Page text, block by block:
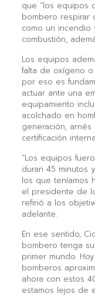
que “los equipos
bombero respirar
como un
combustión,
Los equipos
falta de oxígeno
por eso es
actuar ante una
equipamiento
acolchado en
generación,
certificación
“Los equipos
duran 45 minutos
los que teníamos
el presidente de
refirió a los
adelante.
En ese sentido,
bombero tenga
primer mundo.
bomberos
ahora con estos
estamos lejos de